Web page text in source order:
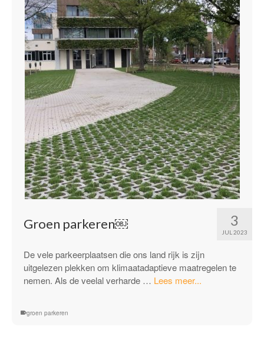
3
JUL 2023
Groen parkeren￼
De vele parkeerplaatsen die ons land rijk is zijn
uitgelezen plekken om klimaatadaptieve maatregelen te
nemen. Als de veelal verharde … Lees meer...
groen parkeren